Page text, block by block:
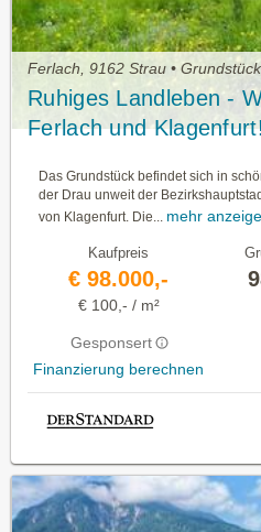
Ferlach, 9162 Strau •
Ruhiges Landleben -
Ferlach und
Das Grundstück befindet sich in
der Drau unweit der
von Klagenfurt. Die... mehr
Kaufpreis
€ 98.000,-
€ 100,- / m²
Gesponsert
Finanzierung berechnen